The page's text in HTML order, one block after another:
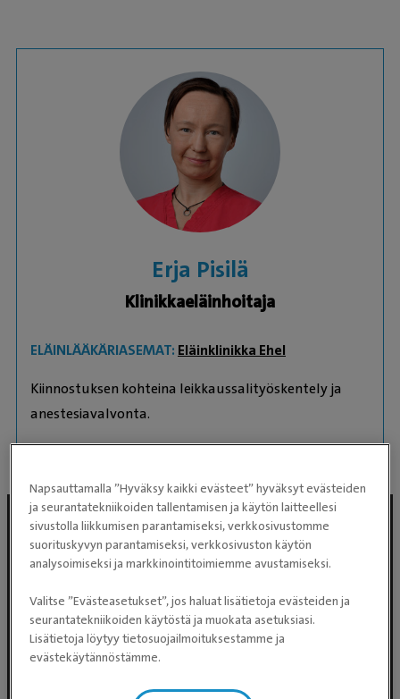
Erja Pisilä
Klinikkaeläinhoitaja
ELÄINLÄÄKÄRIASEMAT: Eläinklinikka Ehel
Kiinnostuksen kohteina leikkaussalityöskentely ja
anestesiavalvonta.
Evidensia Eläinlääkäripalvelut
Takomotie 1-3, 4. krs 00380 Helsinki
Napsauttamalla ”Hyväksy kaikki evästeet” hyväksyt evästeiden
ja seurantatekniikoiden tallentamisen ja käytön laitteellesi
sivustolla liikkumisen parantamiseksi, verkkosivustomme
suorituskyvyn parantamiseksi, verkkosivuston käytön
analysoimiseksi ja markkinointitoimiemme avustamiseksi.
Valitse ”Evästeasetukset”, jos haluat lisätietoja evästeiden ja
seurantatekniikoiden käytöstä ja muokata asetuksiasi.
Lisätietoja löytyy tietosuojailmoituksestamme ja
evästekäytännöstämme.